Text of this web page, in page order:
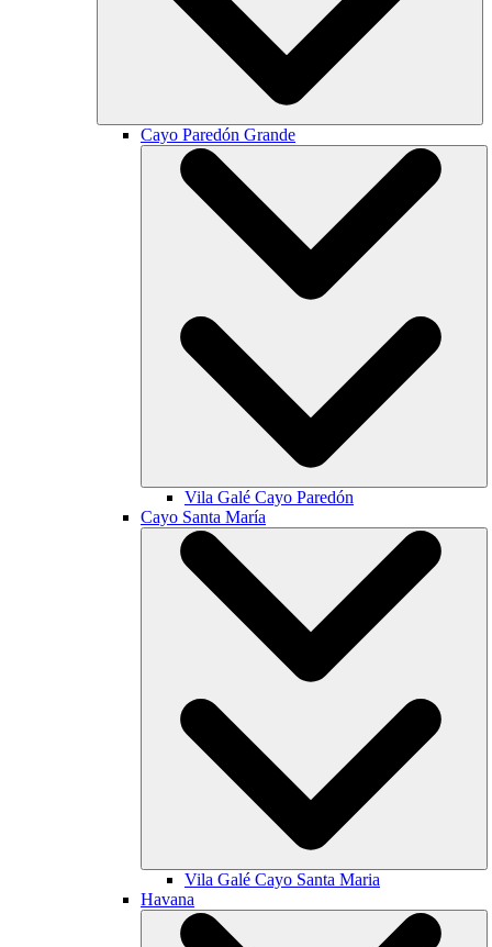
Cayo Paredón Grande
Vila Galé Cayo Paredón
Cayo Santa María
Vila Galé Cayo Santa Maria
Havana